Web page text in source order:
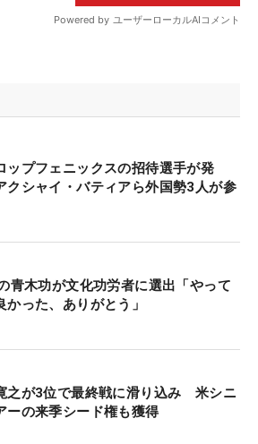
ップフェニックスの招待選手が発
シャイ・バティアら外国勢3人が参
青木功が文化功労者に選出「やって
かった、ありがとう」
之が3位で最終戦に滑り込み 米シニ
ーの来季シード権も獲得